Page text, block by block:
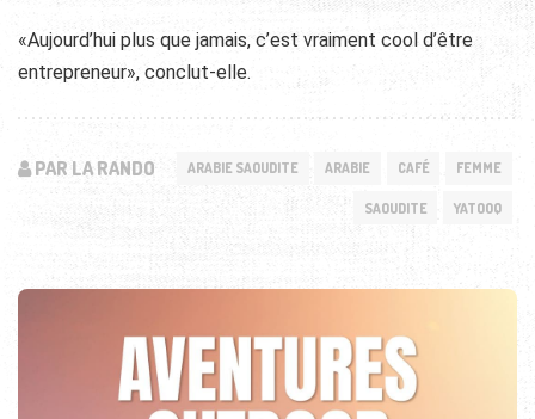
«Aujourd’hui plus que jamais, c’est vraiment cool d’être
entrepreneur», conclut-elle.
PAR LA RANDO ARABIE SAOUDITE ARABIE CAFÉ FEMME
SAOUDITE YATOOQ